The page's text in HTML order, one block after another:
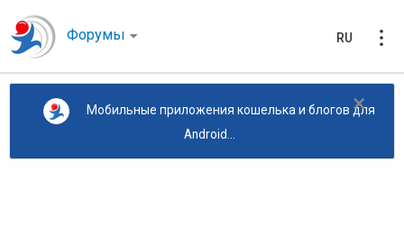
Форумы RU
×
Мобильные приложения кошелька и блогов для
Android...